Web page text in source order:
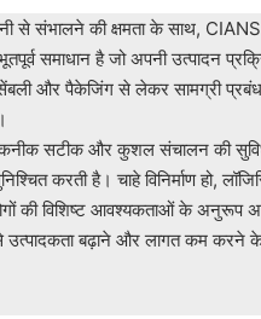
से संभालने की क्षमता के साथ,
समाधान है जो अपनी उत्पादन
और पैकेजिंग से लेकर सामग्री
सटीक और कुशल संचालन की
करती है। चाहे विनिर्माण हो,
की विशिष्ट आवश्यकताओं के
उत्पादकता बढ़ाने और लागत कम